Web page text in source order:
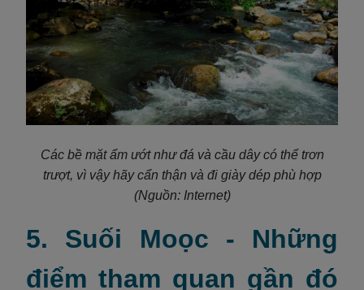
Các bề mặt ẩm ướt như đá và cầu dây có thể trơn
trượt, vì vậy hãy cẩn thận và đi giày dép phù hợp
(Nguồn: Internet)
5. Suối Moọc - Những
điểm tham quan gần đó